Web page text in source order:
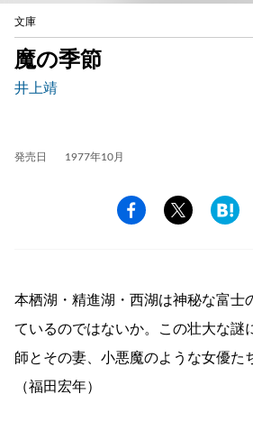
文庫
魔の季節
井上靖
発売日 1977年10月
本栖湖・精進湖・西湖は神秘な富士
ているのではないか。この壮大な謎
師とその妻、小悪魔のような女優た
（福田宏年）